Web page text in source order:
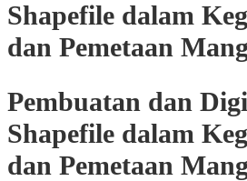
Shapefile dalam
dan Pemetaan
Pembuatan dan
Shapefile dalam
dan Pemetaan